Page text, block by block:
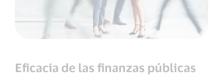
Eficacia de las finanzas públicas